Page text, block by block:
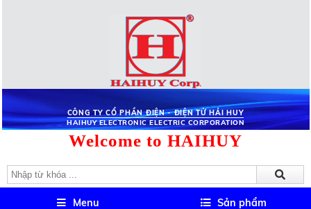
CÔNG TY CỔ PHẦN ĐIỆN - ĐIỆN TỬ HẢI HUY
HAIHUY ELECTRONIC ELECTRIC CORPORATION
Welcome to HAIHUY
Menu Sản phẩm